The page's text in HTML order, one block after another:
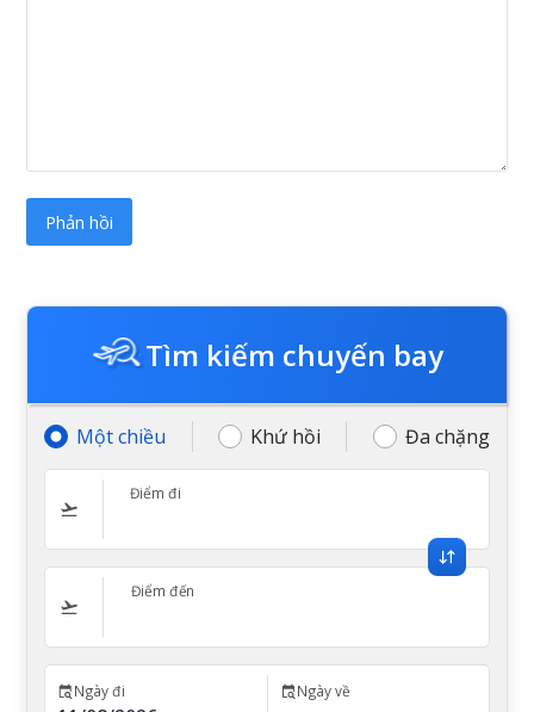
Tìm kiếm chuyến bay
Một chiều Khứ hồi Đa chặng
Điểm đi
Điểm đến
Ngày đi Ngày về